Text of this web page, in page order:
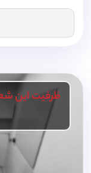
ظرفیت این